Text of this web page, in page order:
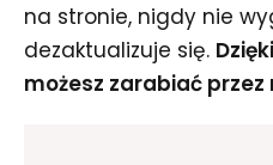
na stronie, nigdy nie
dezaktualizuje się.
możesz zarabiać